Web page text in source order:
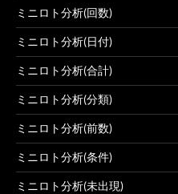
ミニロト分析(回数)
ミニロト分析(日付)
ミニロト分析(合計)
ミニロト分析(分類)
ミニロト分析(前数)
ミニロト分析(条件)
ミニロト分析(未出現)